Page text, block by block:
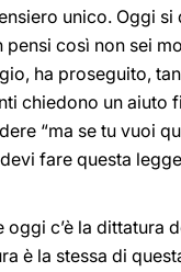
unico. Oggi si
pensi così non sei
ha proseguito,
chiedono un aiuto
“ma se tu vuoi
fare questa
oggi c’è la dittatura
è la stessa di